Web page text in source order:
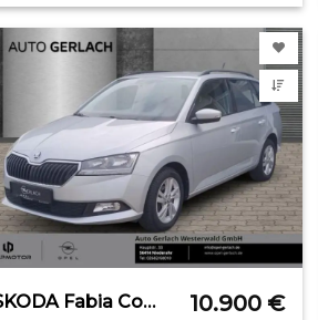
SKODA Fabia Combi Ambition Sperrdiff. Apple CarPlay An 10.900 €